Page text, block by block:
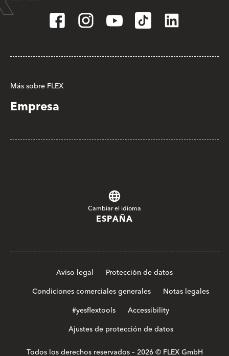
Más sobre FLEX
Empresa
Cambiar el idioma
ESPAÑA
Aviso legal
Protección de datos
Condiciones comerciales generales
Notas legales
#yesflextools
Accessibility
Ajustes de protección de datos
Todos los derechos reservados – 2026 © FLEX GmbH